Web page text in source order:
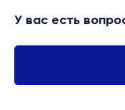
У вас есть